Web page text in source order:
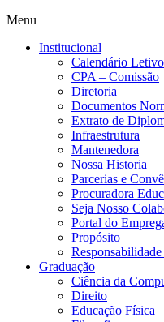
Menu
Institucional
Calendário Letivo
CPA – Comissão
Diretoria
Documentos
Extrato de
Infraestrutura
Mantenedora
Nossa Historia
Parcerias e
Procuradora
Seja Nosso
Portal do
Propósito
Graduação
Ciência da
Direito
Educação Física